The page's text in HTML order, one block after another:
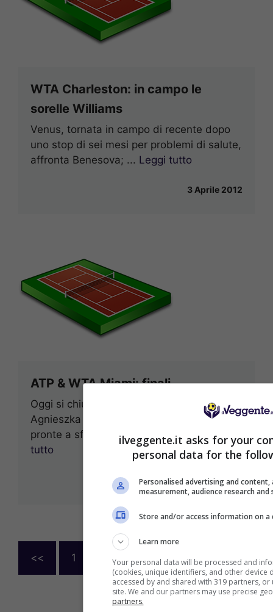
WTA Charleston: in campo le
sorelle Williams
Venus, tornata in campo di recente dopo
uno stop di sei mesi per problemi di salute,
affronta Benesova; ... Leggi tutto
3 Aprile 2012
ATP & WTA Miami: finali
Oggi si chiude il torneo femminile con
Agnieszka Radwanska e Maria Sharapova
pronte a sfidarsi in finale. Domani, ... Leggi
tutto
31 Marzo 2012
<< 1 207 208
ilveggente.it asks for your
personal data for the
Personalised advertising and
measurement, audience research and
Store and/or access information on a
Learn more
Your personal data will be processed and
(cookies, unique identifiers, and other device
accessed by and shared with 319 partners, or
site. We and our partners may use precise
partners.